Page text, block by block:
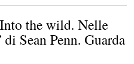
the wild. Nelle
di Sean Penn. Guarda